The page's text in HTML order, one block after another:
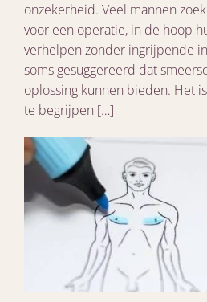
onzekerheid. Veel mannen
voor een operatie, in de hoop
verhelpen zonder ingrijpende
soms gesuggereerd dat
oplossing kunnen bieden. Het
te begrijpen […]